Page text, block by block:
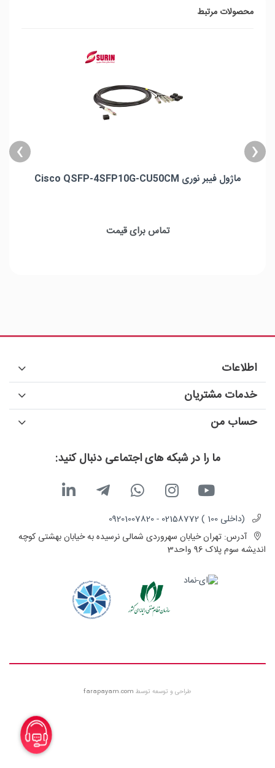
محصولات مرتبط
ماژول فیبر نوری Cisco QSFP-4SFP10G-CU50CM
تماس برای قیمت
‹
›
ما را در شبکه های اجتماعی دنبال کنید:
(داخلی 100 ) 02158772 - 09201007820
آدرس: تهران خیابان سهروردی شمالی نرسیده به خیابان بهشتی کوچه
اندیشه سوم پلاک 96 واحد3
اطلاعات
خدمات مشتریان
حساب من
طراحی و توسعه توسط farapayam.com